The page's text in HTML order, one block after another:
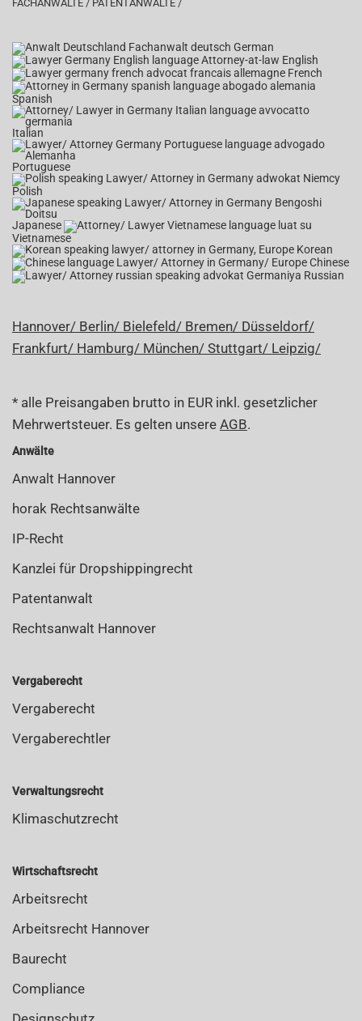
FACHANWÄLTE / PATENTANWÄLTE /
German
English
French
Spanish
Italian
Portuguese
Polish
Japanese
Vietnamese
Korean
Chinese
Russian
Hannover/ Berlin/ Bielefeld/ Bremen/ Düsseldorf/
Frankfurt/ Hamburg/ München/ Stuttgart/ Leipzig/
* alle Preisangaben brutto in EUR inkl. gesetzlicher
Mehrwertsteuer. Es gelten unsere AGB.
Anwälte
Anwalt Hannover
horak Rechtsanwälte
IP-Recht
Kanzlei für Dropshippingrecht
Patentanwalt
Rechtsanwalt Hannover
Vergaberecht
Vergaberecht
Vergaberechtler
Verwaltungsrecht
Klimaschutzrecht
Wirtschaftsrecht
Arbeitsrecht
Arbeitsrecht Hannover
Baurecht
Compliance